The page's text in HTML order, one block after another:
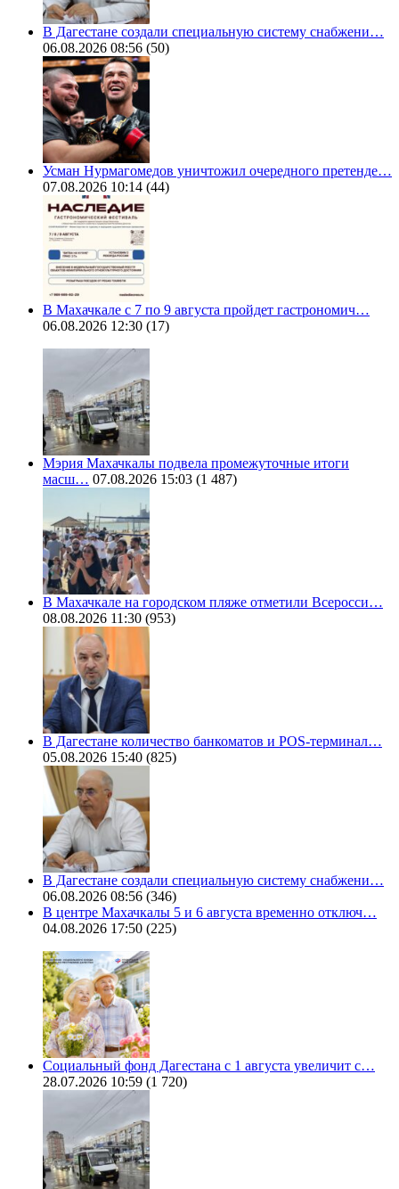
В Дагестане создали специальную систему снабжени…
06.08.2026 08:56 (50)
Усман Нурмагомедов уничтожил очередного претенде…
07.08.2026 10:14 (44)
В Махачкале с 7 по 9 августа пройдет гастрономич…
06.08.2026 12:30 (17)
Мэрия Махачкалы подвела промежуточные итоги
масш… 07.08.2026 15:03 (1 487)
В Махачкале на городском пляже отметили Всеросси…
08.08.2026 11:30 (953)
В Дагестане количество банкоматов и POS-терминал…
05.08.2026 15:40 (825)
В Дагестане создали специальную систему снабжени…
06.08.2026 08:56 (346)
В центре Махачкалы 5 и 6 августа временно отключ…
04.08.2026 17:50 (225)
Социальный фонд Дагестана с 1 августа увеличит с…
28.07.2026 10:59 (1 720)